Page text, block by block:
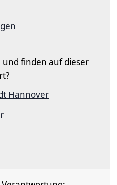
und finden auf dieser
Hannover